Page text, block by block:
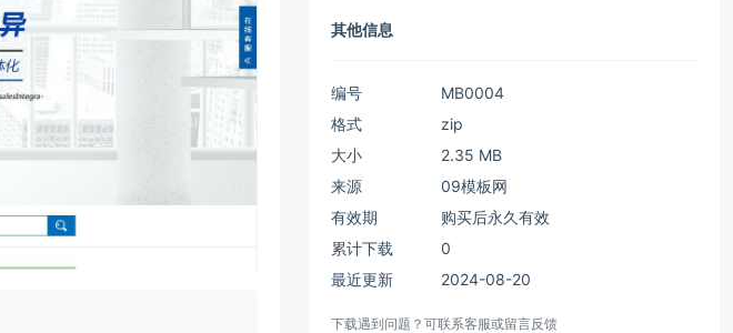
其他信息
编号
MB0004
格式
zip
大小
2.35 MB
来源
09模板网
有效期
购买后永久有效
累计下载
0
最近更新
2024-08-20
下载遇到问题？可联系客服或留言反馈